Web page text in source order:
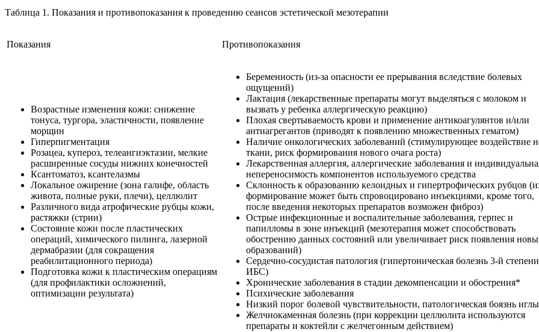
Таблица 1. Показания и противопоказания к проведению сеансов эстетической мезотерапии
Показания Противопоказания
Возрастные изменения кожи: снижение
тонуса, тургора, эластичности, появление
морщин
Гиперпигментация
Розацеа, купероз, телеангиэктазии, мелкие
расширенные сосуды нижних конечностей
Ксантоматоз, ксантелазмы
Локальное ожирение (зона галифе, область
живота, полные руки, плечи), целлюлит
Различного вида атрофические рубцы кожи,
растяжки (стрии)
Состояние кожи после пластических
операций, химического пилинга, лазерной
дермабразии (для сокращения
реабилитационного периода)
Подготовка кожи к пластическим операциям
(для профилактики осложнений,
оптимизации результата)
Беременность (из-за опасности ее прерывания вследствие болевых
ощущений)
Лактация (лекарственные препараты могут выделяться с молоком и
вызвать у ребенка аллергическую реакцию)
Плохая свертываемость крови и применение антикоагулянтов и/или
антиагрегантов (приводят к появлению множественных гематом)
Наличие онкологических заболеваний (стимулирующее воздействие
ткани, риск формирования нового очага роста)
Лекарственная аллергия, аллергические заболевания и
непереносимость компонентов используемого средства
Склонность к образованию келоидных и гипертрофических рубцов
формирование может быть спровоцировано инъекциями, кроме того,
после введения некоторых препаратов возможен фиброз)
Острые инфекционные и воспалительные заболевания, герпес и
папилломы в зоне инъекций (мезотерапия может способствовать
обострению данных состояний или увеличивает риск появления
образований)
Сердечно-сосудистая патология (гипертоническая болезнь 3-й
ИБС)
Хронические заболевания в стадии декомпенсации и обострения*
Психические заболевания
Низкий порог болевой чувствительности, патологическая боязнь иглы
Желчнокаменная болезнь (при коррекции целлюлита используются
препараты и коктейли с желчегонным действием)